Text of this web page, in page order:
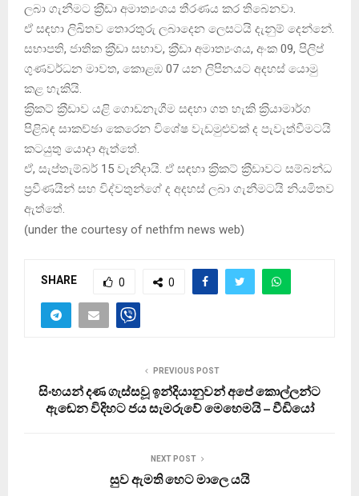
ලබා ගැනීමට ක‍්‍රීඩා අමාත්‍යංශය තීරණය කර තිබෙනවා.
ඒ සඳහා ලිඛිතව තොරතුරු ලබාදෙන ලෙසටයි දැනුම් දෙන්නේ.
සභාපති, ජාතික ක‍්‍රීඩා සභාව, ක‍්‍රීඩා අමාත්‍යංශය, අංක 09, පිලිප්
ගුණවර්ධන මාවත, කොළඹ 07 යන ලිපිනයට අදහස් යොමු
කළ හැකියි.
ක‍්‍රිකට් ක‍්‍රීඩාව යළි ගොඩනැගීම සඳහා ගත හැකි ක‍්‍රියාමාර්ග
පිළිබඳ සාකච්ඡා කෙරෙන විශේෂ වැඩමුළුවක් ද පැවැත්වීමටයි
කටයුතු යොදා ඇත්තේ.
ඒ, සැප්තැම්බර් 15 වැනිදායි. ඒ සඳහා ක‍්‍රිකට් ක‍්‍රීඩාවට සම්බන්ධ
ප‍්‍රවීණයින් සහ විද්වතුන්ගේ ද අදහස් ලබා ගැනීමටයි නියමිතව
ඇත්තේ.
(under the courtesy of nethfm news web)
SHARE 0 0
PREVIOUS POST
සිංහයන් දණ ගැස්සවූ ඉන්දියානුවන් අපේ කොල්ලන්ට
ඇඬෙන විදිහට ජය සැමරුවේ මෙහෙමයි – වීඩියෝ
NEXT POST
සුව ඇමති හෙට මාලෙ යයි